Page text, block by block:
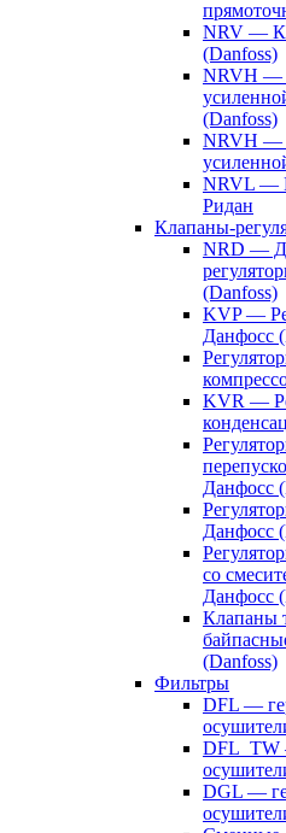
NRV —
(Danfoss)
NRVH —
(Danfoss)
NRVH —
NRVL —
Ридан
Клапаны-
NRD —
(Danfoss)
KVP —
Данфосс
KVR —
Данфосс
Данфосс
со
Данфосс
Клапаны
(Danfoss)
Фильтры
DFL —
DFL_TW
DGL —